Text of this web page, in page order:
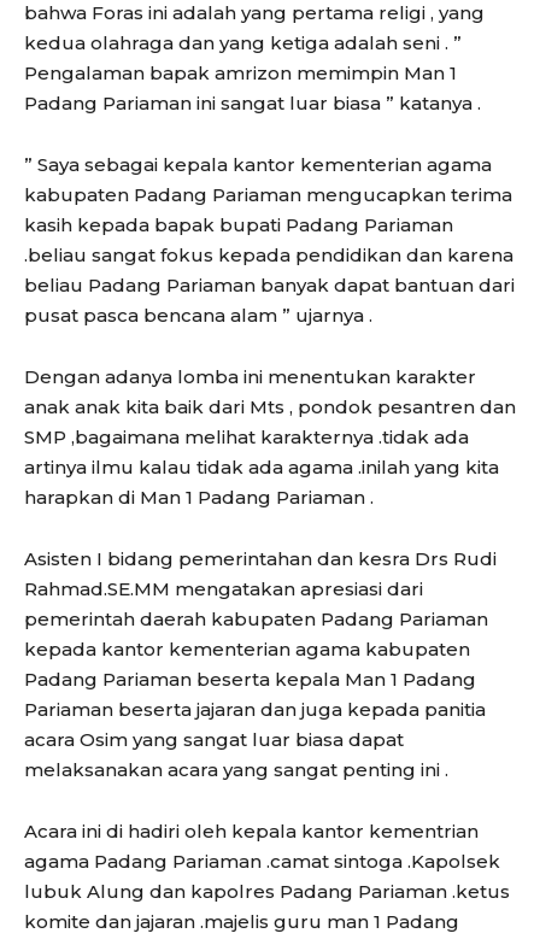
bahwa Foras ini adalah yang pertama religi , yang
kedua olahraga dan yang ketiga adalah seni . ”
Pengalaman bapak amrizon memimpin Man 1
Padang Pariaman ini sangat luar biasa ” katanya .
” Saya sebagai kepala kantor kementerian agama
kabupaten Padang Pariaman mengucapkan terima
kasih kepada bapak bupati Padang Pariaman
.beliau sangat fokus kepada pendidikan dan karena
beliau Padang Pariaman banyak dapat bantuan dari
pusat pasca bencana alam ” ujarnya .
Dengan adanya lomba ini menentukan karakter
anak anak kita baik dari Mts , pondok pesantren dan
SMP ,bagaimana melihat karakternya .tidak ada
artinya ilmu kalau tidak ada agama .inilah yang kita
harapkan di Man 1 Padang Pariaman .
Asisten I bidang pemerintahan dan kesra Drs Rudi
Rahmad.SE.MM mengatakan apresiasi dari
pemerintah daerah kabupaten Padang Pariaman
kepada kantor kementerian agama kabupaten
Padang Pariaman beserta kepala Man 1 Padang
Pariaman beserta jajaran dan juga kepada panitia
acara Osim yang sangat luar biasa dapat
melaksanakan acara yang sangat penting ini .
Acara ini di hadiri oleh kepala kantor kementrian
agama Padang Pariaman .camat sintoga .Kapolsek
lubuk Alung dan kapolres Padang Pariaman .ketus
komite dan jajaran .majelis guru man 1 Padang